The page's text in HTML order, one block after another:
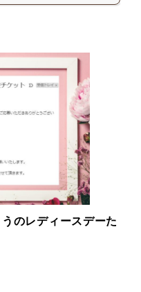
のレディースデーた